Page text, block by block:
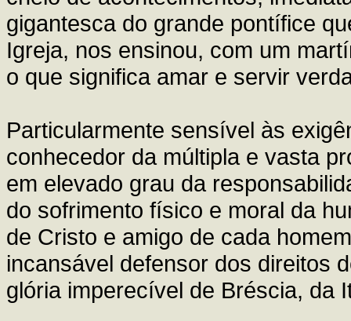
gigantesca do grande pontífice
Igreja, nos ensinou, com um
o que significa amar e servir
Particularmente sensível às
conhecedor da múltipla e vasta
em elevado grau da
do sofrimento físico e moral da
de Cristo e amigo de cada
incansável defensor dos direitos
glória imperecível de Bréscia, da